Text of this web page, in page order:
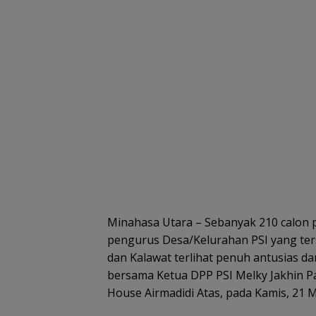
Minahasa Utara – Sebanyak 210
pengurus Desa/Kelurahan PSI yang
dan Kalawat terlihat penuh antusias
bersama Ketua DPP PSI Melky Jakhin
House Airmadidi Atas, pada Kamis, 21